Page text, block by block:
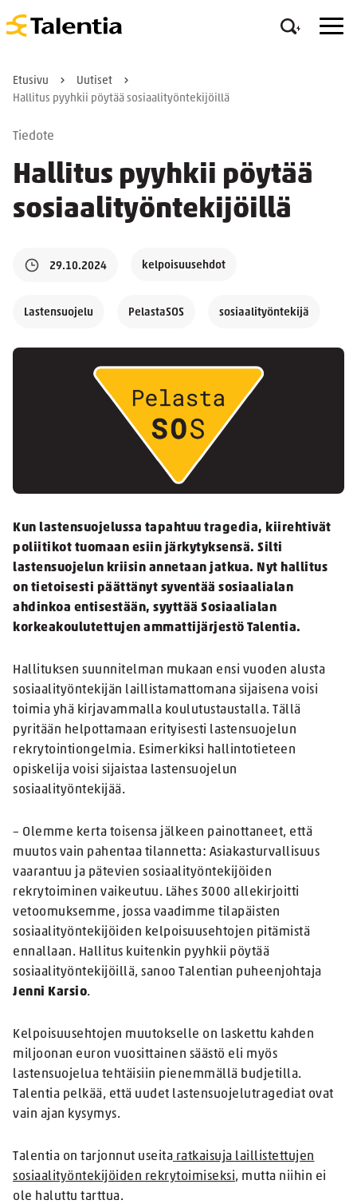
Etusivu
Uutiset
Hallitus pyyhkii pöytää sosiaalityöntekijöillä
Tiedote
Hallitus pyyhkii pöytää
sosiaalityöntekijöillä
29.10.2024 kelpoisuusehdot
Lastensuojelu PelastaSOS sosiaalityöntekijä
Kun lastensuojelussa tapahtuu tragedia, kiirehtivät
poliitikot tuomaan esiin järkytyksensä. Silti
lastensuojelun kriisin annetaan jatkua. Nyt hallitus
on tietoisesti päättänyt syventää sosiaalialan
ahdinkoa entisestään, syyttää Sosiaalialan
korkeakoulutettujen ammattijärjestö Talentia.
Hallituksen suunnitelman mukaan ensi vuoden alusta
sosiaalityöntekijän laillistamattomana sijaisena voisi
toimia yhä kirjavammalla koulutustaustalla. Tällä
pyritään helpottamaan erityisesti lastensuojelun
rekrytointiongelmia. Esimerkiksi hallintotieteen
opiskelija voisi sijaistaa lastensuojelun
sosiaalityöntekijää.
– Olemme kerta toisensa jälkeen painottaneet, että
muutos vain pahentaa tilannetta: Asiakasturvallisuus
vaarantuu ja pätevien sosiaalityöntekijöiden
rekrytoiminen vaikeutuu. Lähes 3000 allekirjoitti
vetoomuksemme, jossa vaadimme tilapäisten
sosiaalityöntekijöiden kelpoisuusehtojen pitämistä
ennallaan. Hallitus kuitenkin pyyhkii pöytää
sosiaalityöntekijöillä, sanoo Talentian puheenjohtaja
Jenni Karsio.
Kelpoisuusehtojen muutokselle on laskettu kahden
miljoonan euron vuosittainen säästö eli myös
lastensuojelua tehtäisiin pienemmällä budjetilla.
Talentia pelkää, että uudet lastensuojelutragediat ovat
vain ajan kysymys.
Talentia on tarjonnut useita ratkaisuja laillistettujen
sosiaalityöntekijöiden rekrytoimiseksi, mutta niihin ei
ole haluttu tarttua.